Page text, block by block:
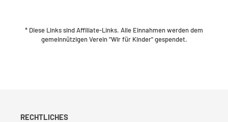
* Diese Links sind Affiliate-Links. Alle Einnahmen werden dem
gemeinnützigen Verein "Wir für Kinder" gespendet.
RECHTLICHES